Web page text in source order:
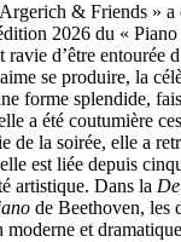
& Friends » a
2026 du « Piano
d’être entourée
se produire, la
forme splendide,
a été coutumière
de la soirée, elle a
est liée depuis
artistique. Dans la
de Beethoven, les
et